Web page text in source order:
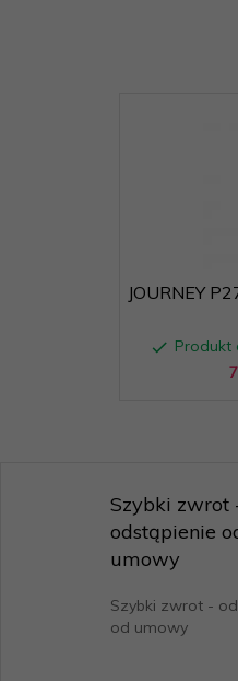
Rozmiar
Szerokość
całkowita
Tabela:
TT/TL:
JOURNEY
Produkt
Szybki zwrot
odstąpienie
umowy
Szybki zwrot -
od umowy